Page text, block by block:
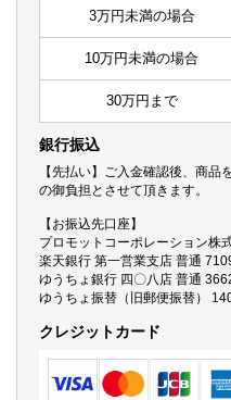
3万円未満の場合
10万円未満の場合
30万円まで
銀行振込
【先払い】ご入金確認後、商
の御負担とさせて頂きます。
【お振込先口座】
プロモットコーポレーション株
楽天銀行 第一営業支店 普通
ゆうちょ銀行 四〇八店 普通
ゆうちょ振替（旧郵便振替）
クレジットカード